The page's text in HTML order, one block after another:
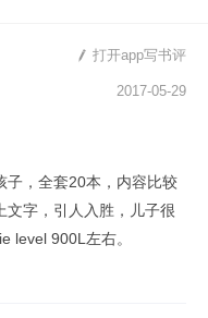
打开app写书评
2017-05-29
子，全套20本，内容比较
文字，引人入胜，儿子很
level 900L左右。